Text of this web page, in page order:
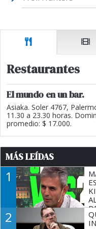
Restaurantes
El mundo en un bar.
Asiaka. Soler 4767,
11.30 a 23.30 horas.
promedio: $ 17.000.
MÁS LEÍDAS
1
2